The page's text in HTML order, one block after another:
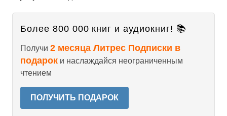
Более 800 000 книг и аудиокниг! 📚
Получи 2 месяца Литрес Подписки в
подарок и наслаждайся неограниченным
чтением
ПОЛУЧИТЬ ПОДАРОК